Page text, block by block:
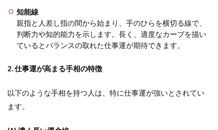
知能線
親指と人差し指の間から始まり、手のひらを横切る線で、
判断力や知的能力を示します。長く、適度なカーブを描い
ているとバランスの取れた仕事運が期待できます。
2. 仕事運が高まる手相の特徴
以下のような手相を持つ人は、特に仕事運が強いとされてい
ます。